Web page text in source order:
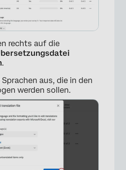
rechts auf die
.
aus, die in den
werden sollen.